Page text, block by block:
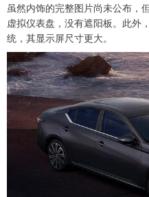
虽然内饰的完整图片尚未公布，
虚拟仪表盘，没有遮阳板。此外
统，其显示屏尺寸更大。